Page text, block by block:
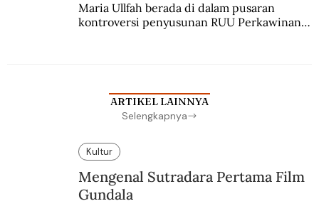
Maria Ullfah berada di dalam pusaran
kontroversi penyusunan RUU Perkawinan.
ARTIKEL LAINNYA
Selengkapnya
Kultur
Mengenal Sutradara Pertama Film
Gundala